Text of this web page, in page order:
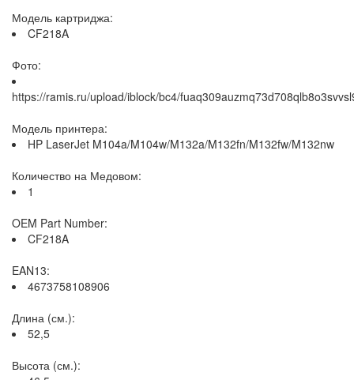
Модель картриджа:
CF218A
Фото:
https://ramis.ru/upload/iblock/bc4/
Модель принтера:
HP LaserJet M104a/M104w/M132a/M132fn/M132fw/M132nw
Количество на Медовом:
1
OEM Part Number:
CF218A
EAN13:
4673758108906
Длина (см.):
52,5
Высота (см.):